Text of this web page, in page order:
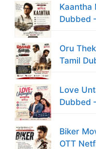
Kaantha
Dubbed
Oru
Tamil
Love
Dubbed
Biker
OTT